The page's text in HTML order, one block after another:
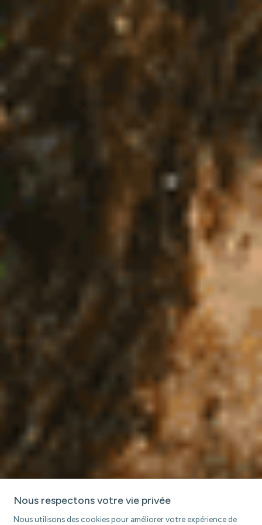
Nous respectons votre vie privée
Nous utilisons des cookies pour améliorer votre expérience de